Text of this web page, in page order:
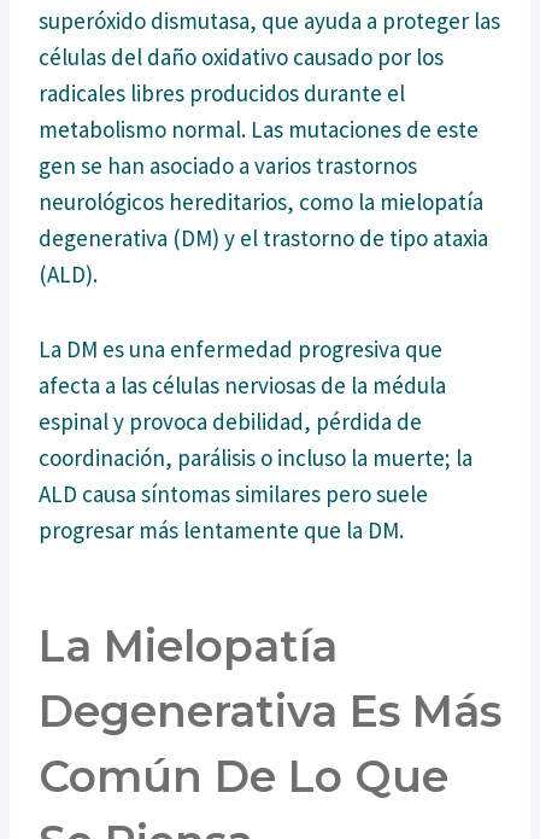
superóxido dismutasa, que ayuda a proteger las
células del daño oxidativo causado por los
radicales libres producidos durante el
metabolismo normal. Las mutaciones de este
gen se han asociado a varios trastornos
neurológicos hereditarios, como la mielopatía
degenerativa (DM) y el trastorno de tipo ataxia
(ALD).
La DM es una enfermedad progresiva que
afecta a las células nerviosas de la médula
espinal y provoca debilidad, pérdida de
coordinación, parálisis o incluso la muerte; la
ALD causa síntomas similares pero suele
progresar más lentamente que la DM.
La Mielopatía
Degenerativa Es Más
Común De Lo Que